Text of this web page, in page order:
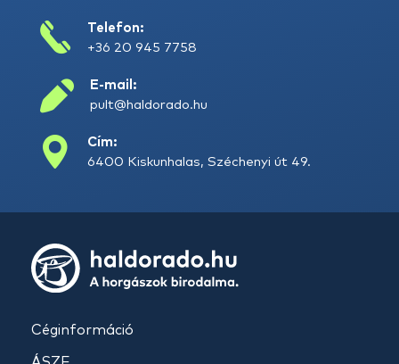
Telefon:
+36 20 945 7758
E-mail:
pult@haldorado.hu
Cím:
6400 Kiskunhalas, Széchenyi út 49.
Céginformáció